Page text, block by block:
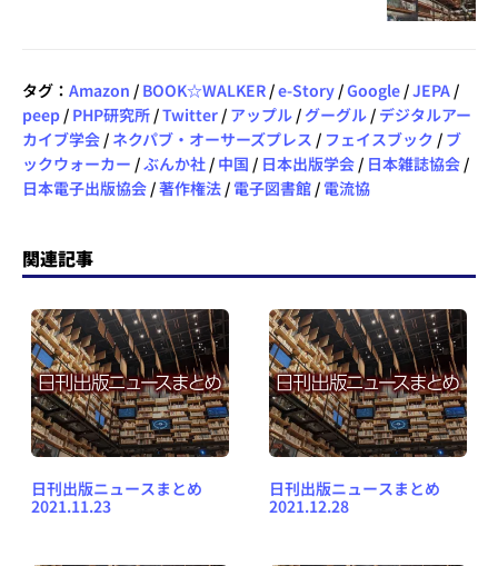
タグ： Amazon / BOOK☆WALKER /e-Story /Google /JEPA /
peep / PHP研究所 /Twitter / アップル / グーグル / デジタルアー
カイブ学会 / ネクパブ・オーサーズプレス / フェイスブック / ブ
ックウォーカー /ぶんか社 / 中国 / 日本出版学会 / 日本雑誌協会 /
日本電子出版協会 /著作権法 / 電子図書館 / 電流協
関連記事
日刊出版ニュースまとめ
2021.11.23
日刊出版ニュースまとめ
2021.12.28